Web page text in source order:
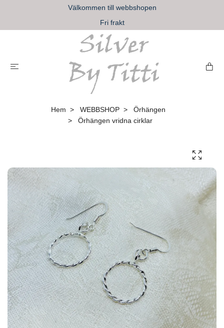
Välkommen till webbshopen
Fri frakt
Hem WEBBSHOP
Örhängen
Örhängen vridna cirklar